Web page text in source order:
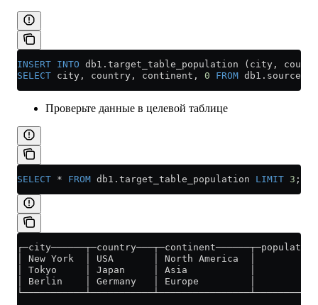
INSERT INTO db1 . target_table_population (city,
SELECT city, country, continent, 0 FROM db1 .
Проверьте данные в целевой таблице
SELECT * FROM db1 . target_table_population LIMIT 3 ;
│ New York  │ USA       │ North America  │
│ Tokyo     │ Japan     │ Asia           │
│ Berlin    │ Germany   │ Europe         │